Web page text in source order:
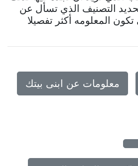
التصنيف الذي تسأل عن
المعلومه أكثر تفصيلا
معلومات عن ابنى بيتك